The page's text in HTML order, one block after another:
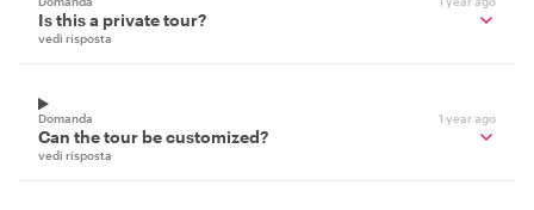
Is this a private tour?
vedi risposta
Domanda 1 year ago
Can the tour be customized?
vedi risposta